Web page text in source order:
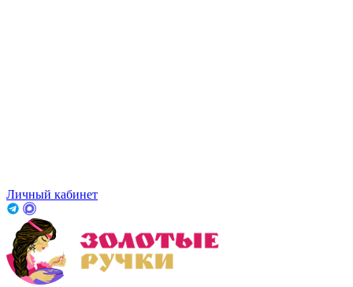
Личный кабинет